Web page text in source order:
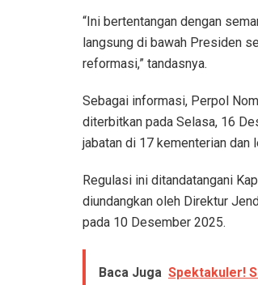
“Ini bertentangan dengan
langsung di bawah Presiden
reformasi,” tandasnya.
Sebagai informasi, Perpol
diterbitkan pada Selasa, 16
jabatan di 17 kementerian dan
Regulasi ini ditandatangani
diundangkan oleh Direktur
pada 10 Desember 2025.
Baca Juga Spektakuler!